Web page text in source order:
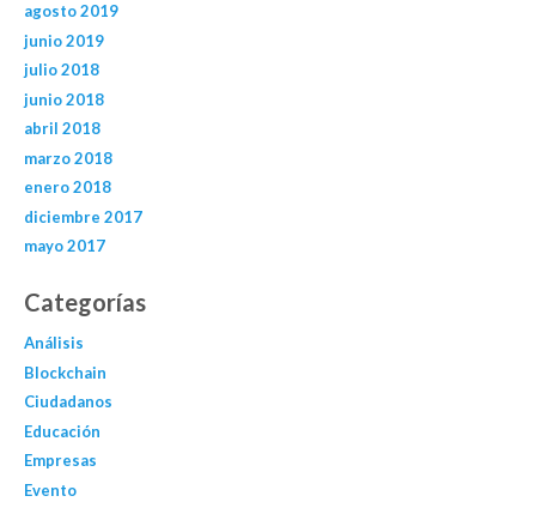
agosto 2019
junio 2019
julio 2018
junio 2018
abril 2018
marzo 2018
enero 2018
diciembre 2017
mayo 2017
Categorías
Análisis
Blockchain
Ciudadanos
Educación
Empresas
Evento